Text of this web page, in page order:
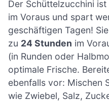
Der Schüttelzucchini
im Voraus und spart
geschäftigen Tagen!
zu 24 Stunden im
(in Runden oder
optimale Frische.
ebenfalls vor: Mischen
wie Zwiebel, Salz,